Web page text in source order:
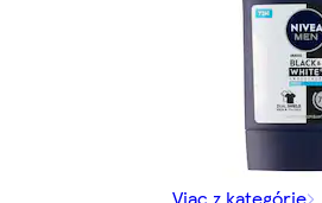
Viac z kategórie